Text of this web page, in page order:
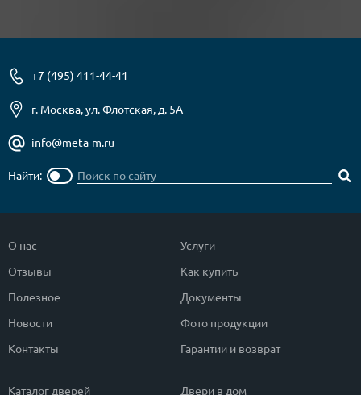
+7 (495) 411-44-41
г. Москва, ул. Флотская, д. 5А
info@meta-m.ru
Найти:
О нас
Отзывы
Полезное
Новости
Контакты
Услуги
Как купить
Документы
Фото продукции
Гарантии и возврат
Каталог дверей Двери в дом